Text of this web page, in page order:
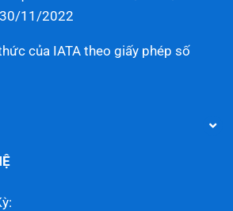
30/11/2022
của IATA theo giấy phép số